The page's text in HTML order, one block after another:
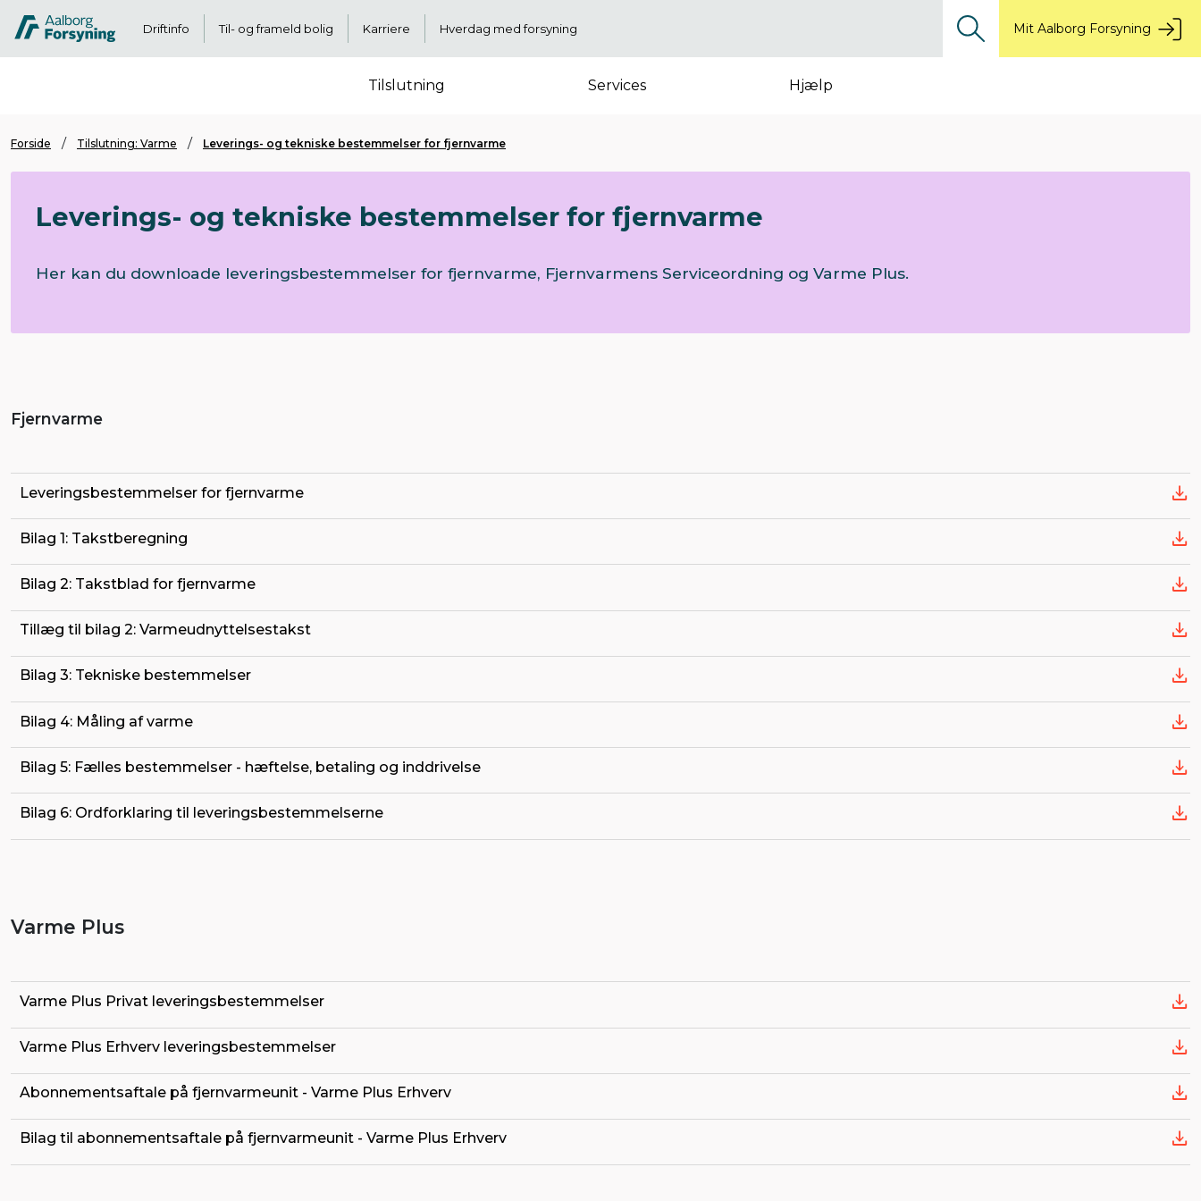
Driftinfo Til- og frameld bolig Karriere Hverdag med forsyning Mit Aalborg Forsyning
Tilslutning Services Hjælp
Forside Tilslutning: Varme Leverings- og tekniske bestemmelser for fjernvarme
Leverings- og tekniske bestemmelser for fjernvarme
Her kan du downloade leveringsbestemmelser for fjernvarme, Fjernvarmens Serviceordning og Varme Plus.
Fjernvarme
Leveringsbestemmelser for fjernvarme 
Bilag 1: Takstberegning 
Bilag 2: Takstblad for fjernvarme 
Tillæg til bilag 2: Varmeudnyttelsestakst 
Bilag 3: Tekniske bestemmelser 
Bilag 4: Måling af varme 
Bilag 5: Fælles bestemmelser - hæftelse, betaling og inddrivelse 
Bilag 6: Ordforklaring til leveringsbestemmelserne 
Varme Plus
Varme Plus Privat leveringsbestemmelser 
Varme Plus Erhverv leveringsbestemmelser 
Abonnementsaftale på fjernvarmeunit - Varme Plus Erhverv 
Bilag til abonnementsaftale på fjernvarmeunit - Varme Plus Erhverv 